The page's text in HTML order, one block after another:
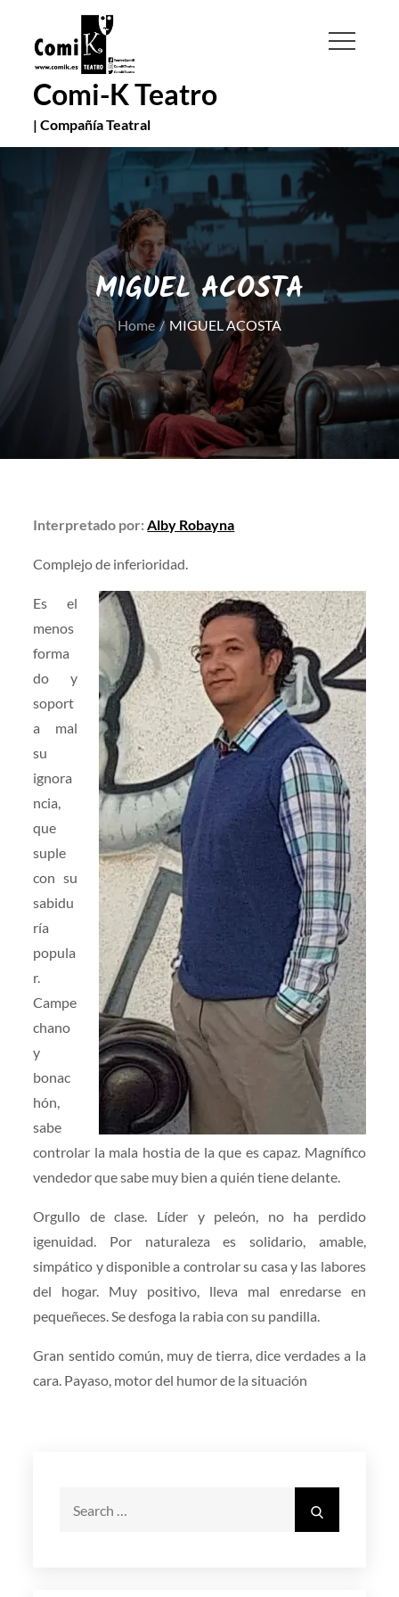
content
Comi-K Teatro
| Compañía Teatral
MIGUEL ACOSTA
Home MIGUEL ACOSTA
Interpretado por:Alby Robayna
Complejo de inferioridad.
Es el
menos
forma
do y
soport
a mal
su
ignora
ncia,
que
suple
con su
sabidu
ría
popula
r.
Campe
chano
y
bonac
hón,
sabe
controlar la mala hostia de la que es capaz. Magnífico
vendedor que sabe muy bien a quién tiene delante.
Orgullo de clase. Líder y peleón, no ha perdido
igenuidad. Por naturaleza es solidario, amable,
simpático y disponible a controlar su casa y las labores
del hogar. Muy positivo, lleva mal enredarse en
pequeñeces. Se desfoga la rabia con su pandilla.
Gran sentido común, muy de tierra, dice verdades a la
cara. Payaso, motor del humor de la situación